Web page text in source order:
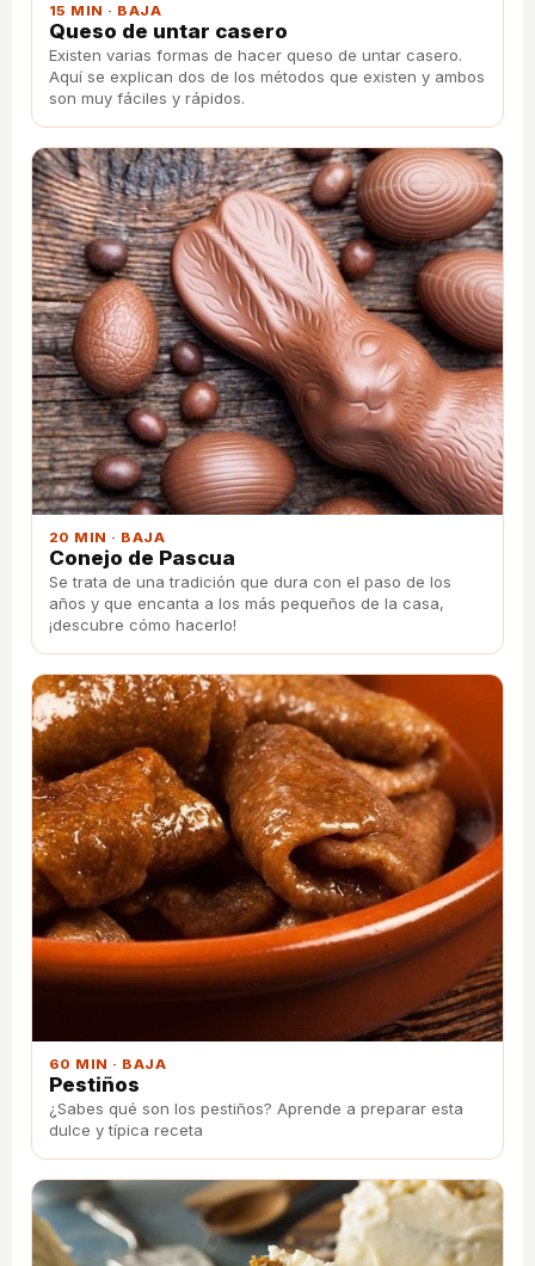
15 MIN · BAJA
Queso de untar casero
Existen varias formas de hacer queso de untar casero.
Aquí se explican dos de los métodos que existen y ambos
son muy fáciles y rápidos.
20 MIN · BAJA
Conejo de Pascua
Se trata de una tradición que dura con el paso de los
años y que encanta a los más pequeños de la casa,
¡descubre cómo hacerlo!
60 MIN · BAJA
Pestiños
¿Sabes qué son los pestiños? Aprende a preparar esta
dulce y típica receta